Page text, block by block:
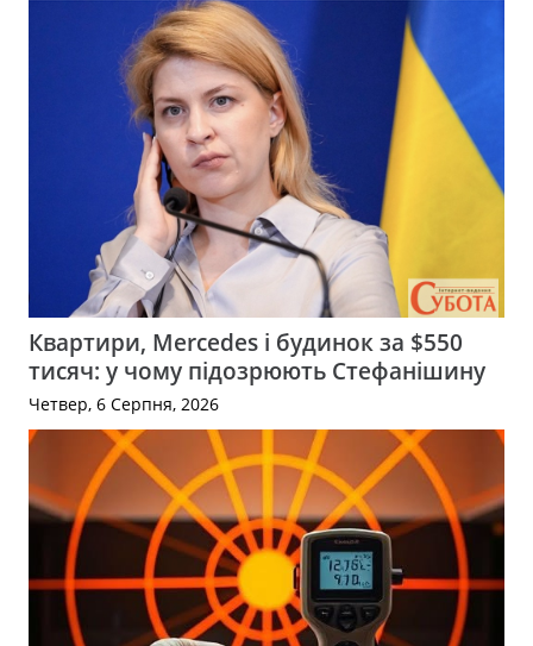
Квартири, Mercedes і будинок за $550
тисяч: у чому підозрюють Стефанішину
Четвер, 6 Серпня, 2026